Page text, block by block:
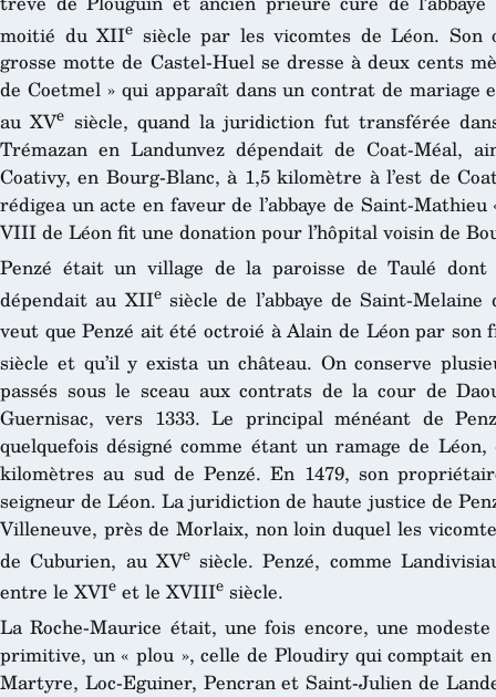
moitié du XIIe siècle par les vicomtes de Léon.
grosse motte de Castel-Huel se dresse à deux cents
de Coetmel » qui apparaît dans un contrat de mariage
au XVe siècle, quand la juridiction fut transférée
Trémazan en Landunvez dépendait de Coat-Méal,
Coativy, en Bourg-Blanc, à 1,5 kilomètre à l’est de
rédigea un acte en faveur de l’abbaye de Saint-
VIII de Léon fit une donation pour l’hôpital voisin de
Penzé était un village de la paroisse de Taulé
dépendait au XIIesiècle de l’abbaye de Saint-
veut que Penzé ait été octroié à Alain de Léon par
siècle et qu’il y exista un château. On conserve
passés sous le sceau aux contrats de la cour de
Guernisac, vers 1333. Le principal ménéant de
quelquefois désigné comme étant un ramage de
kilomètres au sud de Penzé. En 1479, son
seigneur de Léon. La juridiction de haute justice de
Villeneuve, près de Morlaix, non loin duquel les
de Cuburien, au XVesiècle. Penzé, comme
entre le XVIe et le XVIIIe siècle.
La Roche-Maurice était, une fois encore, une
primitive, un « plou », celle de Ploudiry qui comptait
Martyre, Loc-Eguiner, Pencran et Saint-Julien de